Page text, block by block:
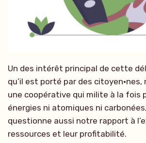
Un des intérêt principal de cette
qu’il est porté par des citoyen·nes,
une coopérative qui milite à la fois
énergies ni atomiques ni
questionne aussi notre rapport à
ressources et leur profitabilité.